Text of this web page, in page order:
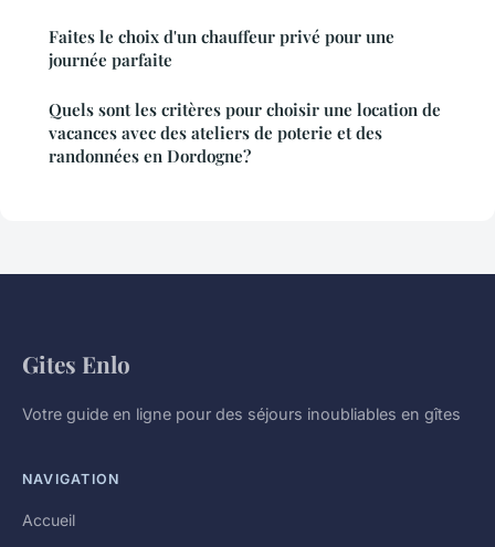
Faites le choix d'un chauffeur privé pour une
journée parfaite
Quels sont les critères pour choisir une location de
vacances avec des ateliers de poterie et des
randonnées en Dordogne?
Gites Enlo
Votre guide en ligne pour des séjours inoubliables en gîtes
NAVIGATION
Accueil